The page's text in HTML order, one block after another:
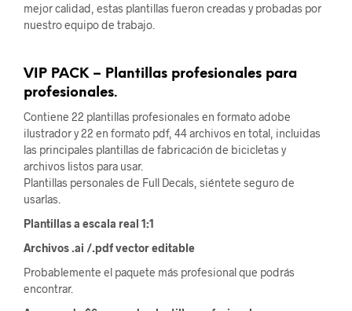
mejor calidad, estas plantillas fueron creadas y probadas por
nuestro equipo de trabajo.
VIP PACK – Plantillas profesionales para
profesionales.
Contiene 22 plantillas profesionales en formato adobe
ilustrador y 22 en formato pdf, 44 archivos en total, incluidas
las principales plantillas de fabricación de bicicletas y
archivos listos para usar.
Plantillas personales de Full Decals, siéntete seguro de
usarlas.
Plantillas a escala real 1:1
Archivos .ai /.pdf vector editable
Probablemente el paquete más profesional que podrás
encontrar.